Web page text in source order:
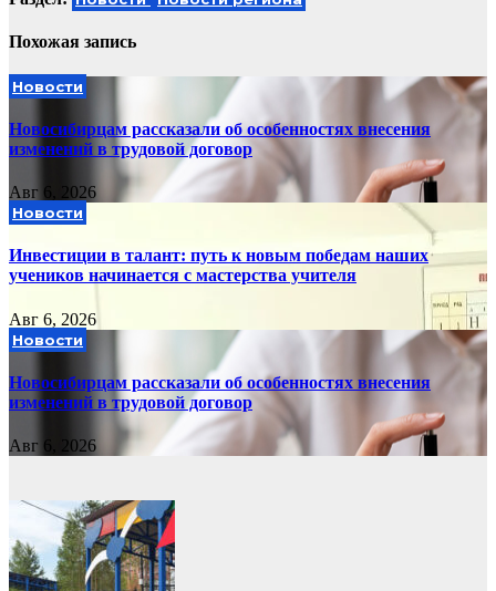
Похожая запись
Новости
Новосибирцам рассказали об особенностях внесения
изменений в трудовой договор
Авг 6, 2026
Новости
Инвестиции в талант: путь к новым победам наших
учеников начинается с мастерства учителя
Авг 6, 2026
Новости
Новосибирцам рассказали об особенностях внесения
изменений в трудовой договор
Авг 6, 2026